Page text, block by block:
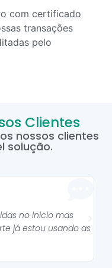
com certificado
transações
pelo
Clientes
nossos clientes
solução.
no inicio mas
já estou usando as